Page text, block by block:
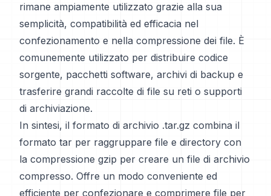
rimane ampiamente utilizzato grazie alla sua
semplicità, compatibilità ed efficacia nel
confezionamento e nella compressione dei file. È
comunemente utilizzato per distribuire codice
sorgente, pacchetti software, archivi di backup e
trasferire grandi raccolte di file su reti o supporti
di archiviazione.
In sintesi, il formato di archivio .tar.gz combina il
formato tar per raggruppare file e directory con
la compressione gzip per creare un file di archivio
compresso. Offre un modo conveniente ed
efficiente per confezionare e comprimere file per